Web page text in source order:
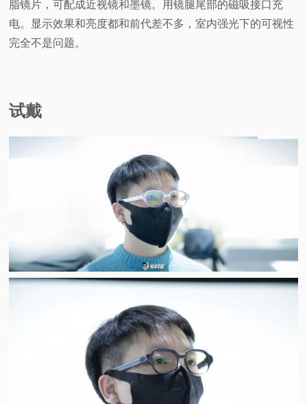
脂镜片，可配成近视镜和墨镜。用镜腿尾部的磁吸接口充
电。显示效果和亮度都和前代差不多，室内强光下的可视性
完全不是问题。
试戴